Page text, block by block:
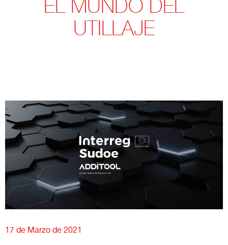
EL MUNDO DEL
UTILLAJE
17 de Marzo de 2021